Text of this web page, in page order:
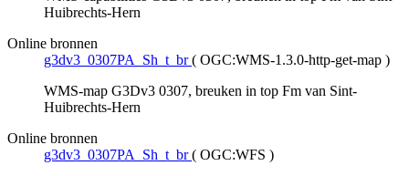
Huibrechts-Hern
Online bronnen
g3dv3_0307PA_Sh_t_br ( OGC:WMS-1.3.0-http-get-map )
WMS-map G3Dv3 0307, breuken in top Fm van Sint-
Huibrechts-Hern
Online bronnen
g3dv3_0307PA_Sh_t_br ( OGC:WFS )